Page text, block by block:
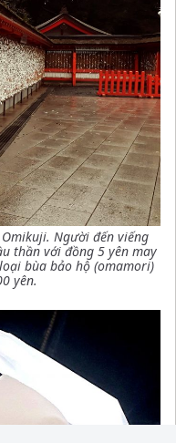
Người đến viếng
thần với đồng 5 yên may
bùa bảo hộ (omamori)
yên.